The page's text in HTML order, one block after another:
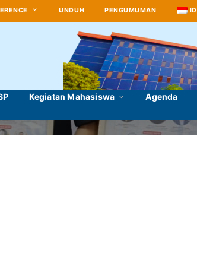
UNDUH PENGUMUMAN ID
Kegiatan Mahasiswa Agenda